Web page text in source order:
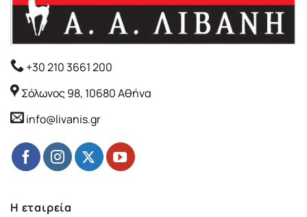
+30 210 3661 200
Σόλωνος 98, 10680 Αθήνα
info@livanis.gr
Η εταιρεία